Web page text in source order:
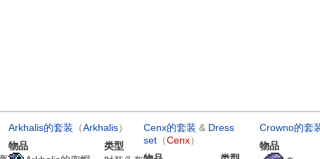
Arkhalis的套装 （Arkhalis）
物品
类型
Cenx的套装 & Dress
set （Cenx）
Crowno的套
物品